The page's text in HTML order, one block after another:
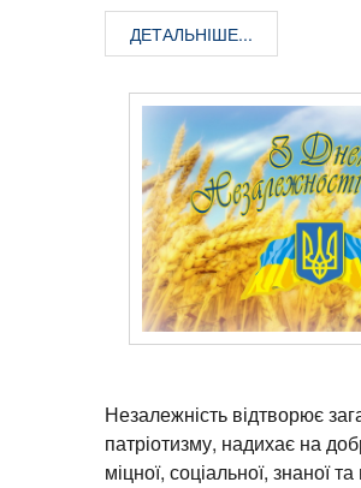
ДЕТАЛЬНІШЕ...
Незалежність відтворює
патріотизму, надихає на
міцної, соціальної, знаної